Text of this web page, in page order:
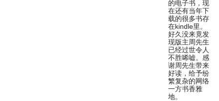
的电子书，现
在还有当年下
载的很多书存
在kindle里。
好久没来竟发
现版主周先生
已经过世令人
不胜唏嘘。感
谢周先生带来
好读，给予纷
繁复杂的网络
一方书香雅
地。